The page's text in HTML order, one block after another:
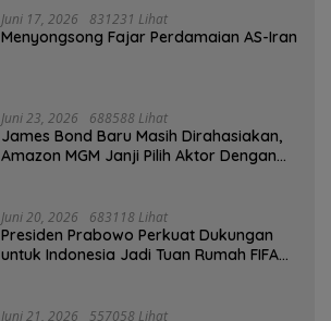
Juni 17, 2026 831231 Lihat
Menyongsong Fajar Perdamaian AS-Iran
Juni 23, 2026 688588 Lihat
James Bond Baru Masih Dirahasiakan,
Amazon MGM Janji Pilih Aktor Dengan
Juni 20, 2026 683118 Lihat
Presiden Prabowo Perkuat Dukungan
untuk Indonesia Jadi Tuan Rumah FIFA
Juni 21, 2026 557058 Lihat